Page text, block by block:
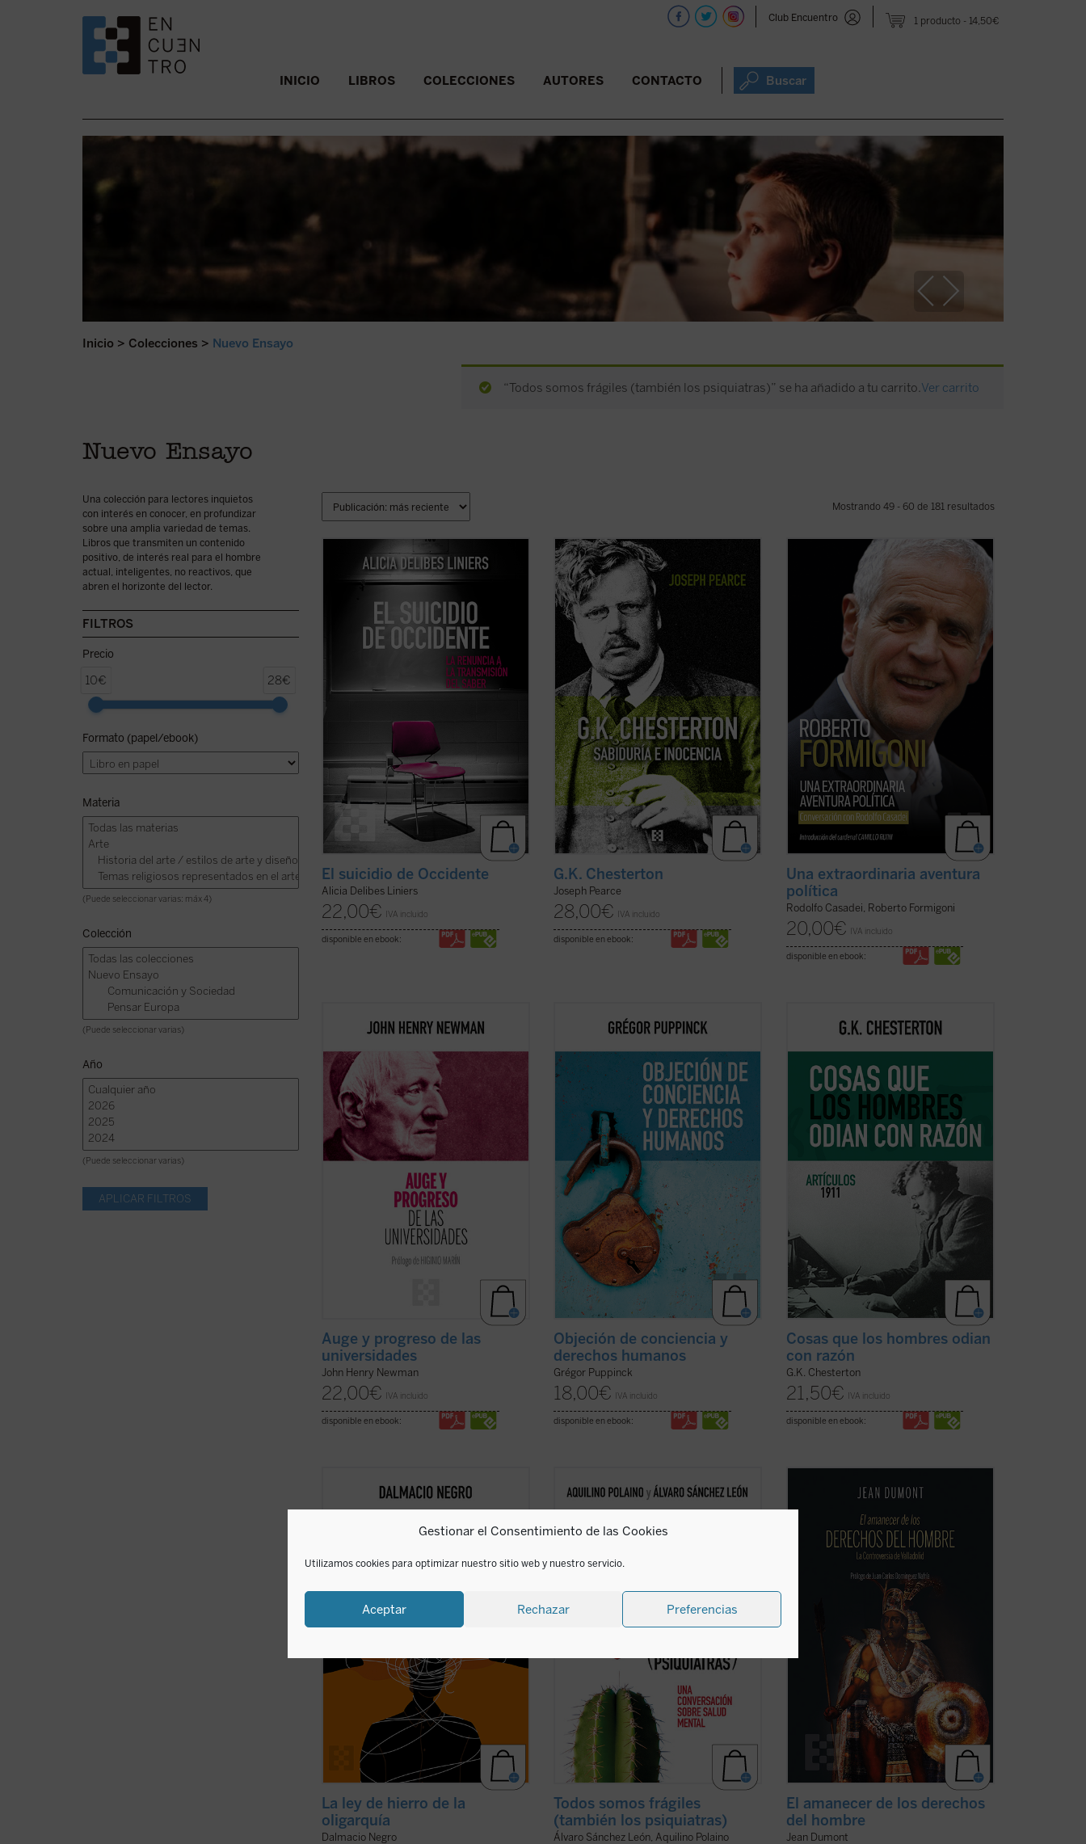
Gestionar el Consentimiento de las Cookies
Utilizamos cookies para optimizar nuestro sitio web y nuestro servicio.
Aceptar Rechazar Preferencias
1 producto 14,50€
Club Encuentro
SALTAR AL CONTENIDO. INICIO LIBROS COLECCIONES AUTORES CONTACTO Buscar
Inicio > Colecciones > Nuevo Ensayo
“Todos somos frágiles (también los psiquiatras)” se ha añadido a tu carrito. Ver carrito
Nuevo Ensayo
Una colección para lectores inquietos
con interés en conocer, en profundizar
sobre una amplia variedad de temas.
Libros que transmiten un contenido
positivo, de interés real para el hombre
actual, inteligentes, no reactivos, que
abren el horizonte del lector.
FILTROS
Precio
10€ 28€
Formato (papel/ebook)
Materia
(Puede seleccionar varias: máx 4)
Colección
(Puede seleccionar varias)
Año
(Puede seleccionar varias)
Mostrando 49 - 60 de 181 resultados
Este libro ofrece una imagen clara de
cómo poco a poco sucedió la decadencia
Francia hasta los EE.UU., pasando por
España; desde personajes como
Rousseau hasta el wokismo y la Ley
Celaá—, con la ...(ver ficha)
El suicidio de Occidente
Alicia Delibes Liniers
22,00€ IVA incluido
disponible en ebook:
Edición 150 aniversario del nacimiento de
Chesterton.
«Pearce consigue que la vida de
Chesterton fluya con pulso de novela (...)
LeerG.K. Chesterton. Sabiduría e
inocenciaes altamente recomendable,
salvo que uno prefiera pasar ...
G.K. Chesterton
Joseph Pearce
28,00€ IVA incluido
disponible en ebook:
Este libro relata sesenta años de historia
de Italia, vividos y vistos a través de los
ojos de un joven político extraordinario
de la región de Lombardía. No es solo la
historia de un individuo, sino también la
historia de un pueblo ...(ver ficha)
Una extraordinaria aventura
política
Rodolfo Casadei, Roberto Formigoni
20,00€ IVA incluido
disponible en ebook:
Hábilmente escrito y muy diáfano, el libro
los editores, la propuesta de Newman
como una invitación a la reflexión sobre
el ser y misión de la universidad que no
olvide las raíces que la sustentan....
ficha)
Auge y progreso de las
universidades
John Henry Newman
22,00€ IVA incluido
disponible en ebook:
El derecho a la objeción de conciencia se
cláusula de conciencia de los médicos, de
la negativa a vacunarse o de cualquier
otra práctica que choque contra las
convicciones de algunas personas. Este
libro ...(ver ficha)
Objeción de conciencia y
derechos humanos
Grégor Puppinck
18,00€ IVA incluido
disponible en ebook:
Coincidiendo ahora con el 150
este sexto volumen de esta serie
contiene ensayos dedicados a la Navidad,
la literatura, las sufragistas, la prensa,
otros temas habituales y nombres tan
representativos en el ...
(ver ficha)
Cosas que los hombres odian
con razón
G.K. Chesterton
21,50€ IVA incluido
disponible en ebook:
Este ensayo, en el que se combina un
interpretación de la realidad actual, nos
ver el fenómeno político, muy pegado a
La ley de hierro de la
oligarquía
Dalmacio Negro
¿Qué bulle dentro de un psiquiatra que se
carrera médica justo después de colgar
preguntas sobre él y sobre cada uno de ...
Todos somos frágiles
(también los psiquiatras)
Álvaro Sánchez León, Aquilino Polaino
En 1550 comenzó un espectáculo insólito
historia, un emperador paraliza la
expansión de su imperio para suscitar un
debate: ¿es conforme a la justicia la
civilización y conversión de los indios del
(ver ficha)
El amanecer de los derechos
del hombre
Jean Dumont